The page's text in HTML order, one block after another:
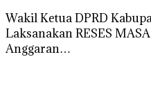
Wakil Ketua DPRD
Laksanakan RESES
Anggaran…